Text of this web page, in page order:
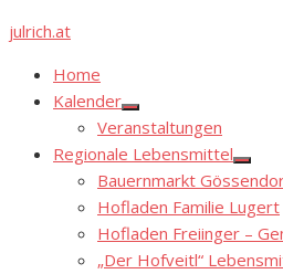
julrich.at
Home
Kalender
Show
sub
menu
Veranstaltungen
Regionale Lebensmittel
Show
sub
menu
Bauernmarkt
Hofladen Familie Lugert
Hofladen Freiinger –
„Der Hofveitl“